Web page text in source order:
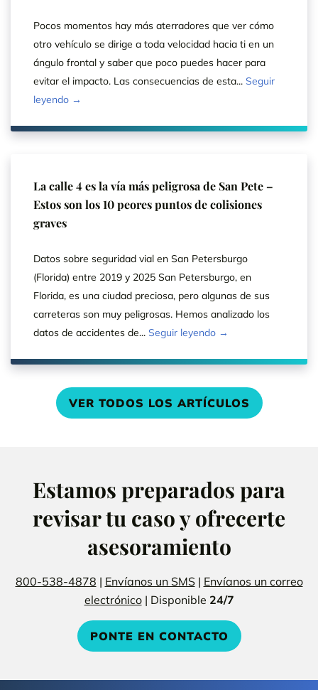
Pocos momentos hay más aterradores que ver cómo
otro vehículo se dirige a toda velocidad hacia ti en un
ángulo frontal y saber que poco puedes hacer para
evitar el impacto. Las consecuencias de esta... Seguir
leyendo →
La calle 4 es la vía más peligrosa de San Pete –
Estos son los 10 peores puntos de colisiones
graves
Datos sobre seguridad vial en San Petersburgo
(Florida) entre 2019 y 2025 San Petersburgo, en
Florida, es una ciudad preciosa, pero algunas de sus
carreteras son muy peligrosas. Hemos analizado los
datos de accidentes de... Seguir leyendo →
VER TODOS LOS ARTÍCULOS
Estamos preparados para
revisar tu caso y ofrecerte
asesoramiento
800-538-4878 | Envíanos un SMS| Envíanos un correo
electrónico| Disponible 24/7
PONTE EN CONTACTO